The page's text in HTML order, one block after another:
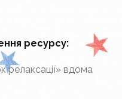
ресурсу:
релаксації» вдома